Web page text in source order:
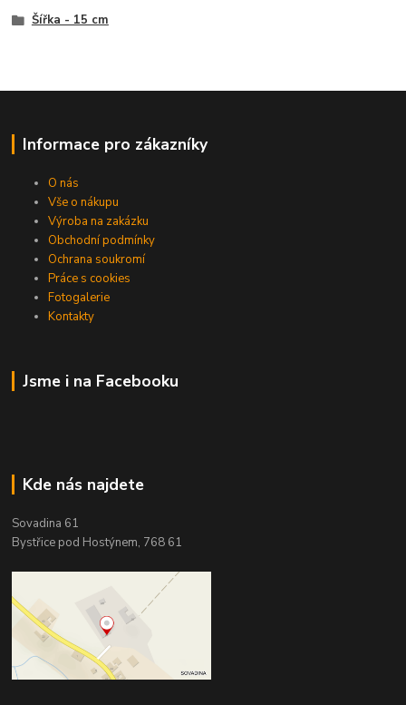
Šířka - 15 cm
Informace pro zákazníky
O nás
Vše o nákupu
Výroba na zakázku
Obchodní podmínky
Ochrana soukromí
Práce s cookies
Fotogalerie
Kontakty
Jsme i na Facebooku
Kde nás najdete
Sovadina 61
Bystřice pod Hostýnem, 768 61